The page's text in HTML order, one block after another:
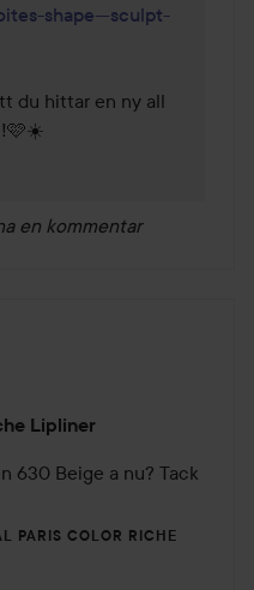
shape---sculpt-
du hittar en ny all
en kommentar
år
Lipliner
630 Beige a nu? Tack
PARIS COLOR RICHE